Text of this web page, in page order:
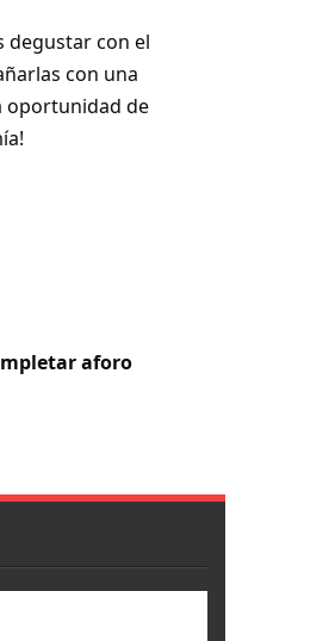
degustar con el
con una
oportunidad de
aforo